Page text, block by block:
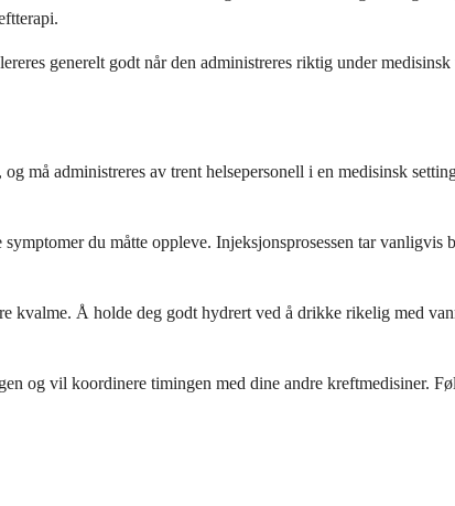
generelt godt når den administreres riktig under
må administreres av trent helsepersonell i en medisinsk
du måtte oppleve. Injeksjonsprosessen tar vanligvis
Å holde deg godt hydrert ved å drikke rikelig med
og vil koordinere timingen med dine andre kreftmedisiner.